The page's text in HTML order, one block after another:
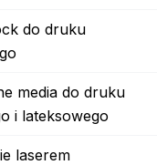
do druku
media do druku
i lateksowego
laserem